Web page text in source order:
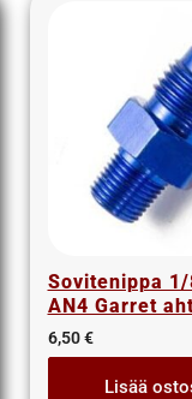
Sovitenippa 1/
AN4 Garret
6,50€
Lisää